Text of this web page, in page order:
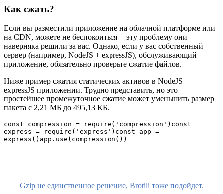
Как сжать?
Если вы разместили приложение на облачной платформе или
на CDN, можете не беспокоиться — эту проблему они
наверняка решили за вас. Однако, если у вас собственный
сервер (например, NodeJS + expressJS), обслуживающий
приложение, обязательно проверьте сжатие файлов.
Ниже пример сжатия статических активов в NodeJS +
expressJS приложении. Трудно представить, но это
простейшее промежуточное сжатие может уменьшить размер
пакета с 2,21 МБ до 495,13 КБ.
const compression = require('compression')const
express = require('express')const app =
express()app.use(compression())
Gzip не единственное решение, Brotili тоже подойдет.